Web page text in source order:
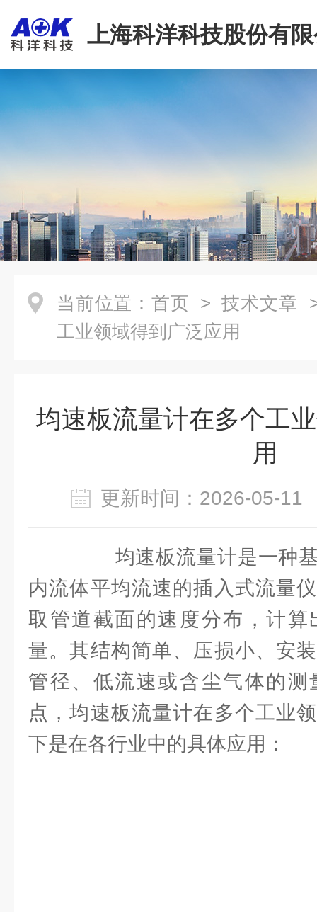
上海科洋科技股份有
当前位置： 首页 > 技术文章
工业领域得到广泛应用
均速板流量计在多个工
用
更新时间：2026-05-
均速板流量计是一种基
内流体平均流速的插入式流量
取管道截面的速度分布，计算
量。其结构简单、压损小、安
管径、低流速或含尘气体的
点，均速板流量计在多个工业
下是在各行业中的具体应用：